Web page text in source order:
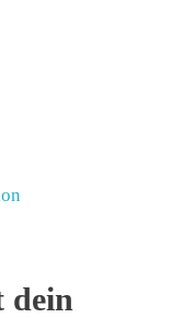
dein